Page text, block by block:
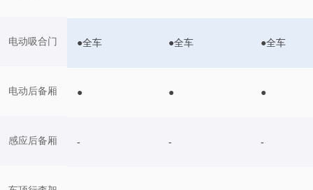
电动吸合门
电动后备厢
感应后备厢
●全车 ●全车 ●全车
● ● ●
- - -